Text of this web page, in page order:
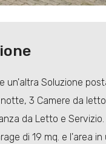
Soluzione
3 Camere da
da Letto e Servizio.
di 19 mq. e l'area in